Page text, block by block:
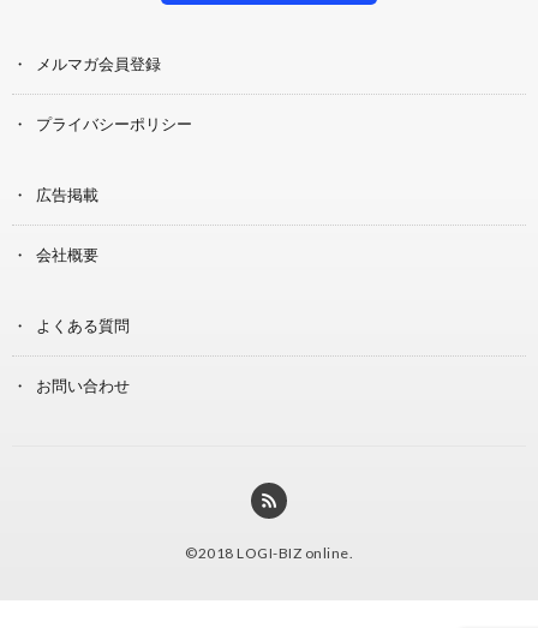
メルマガ会員登録
プライバシーポリシー
広告掲載
会社概要
よくある質問
お問い合わせ
©2018 LOGI-BIZ online